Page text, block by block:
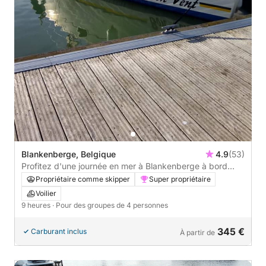
Blankenberge, Belgique 4.9(53)
Profitez d'une journée en mer à Blankenberge à bord
d'un voilier
Propriétaire comme skipper
Super propriétaire
Voilier
9 heures · Pour des groupes de 4 personnes
Carburant inclus À partir de 345 €